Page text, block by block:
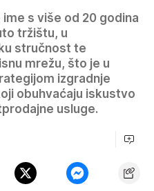
s više od 20 godina
tržištu, u
stručnost te
mrežu, što je u
izgradnje
obuhvaćaju iskustvo
usluge.